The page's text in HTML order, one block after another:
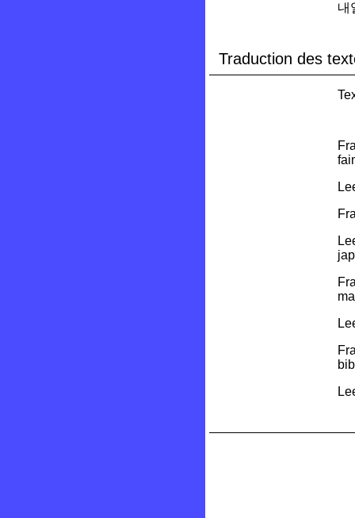
내
Traduction des